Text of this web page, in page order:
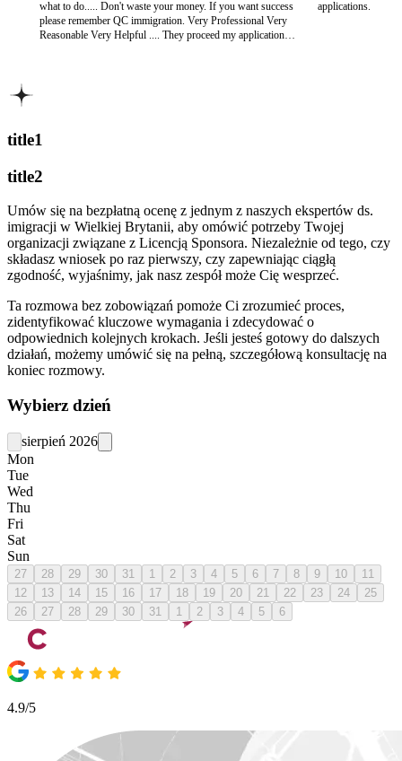
what to do..... Don't waste your money. If you want success
please remember QC immigration. Very Professional Very
Reasonable Very Helpful .... They proceed my application
applications.
title1
title2
Umów się na bezpłatną ocenę z jednym z naszych ekspertów ds.
imigracji w Wielkiej Brytanii, aby omówić potrzeby Twojej
organizacji związane z Licencją Sponsora. Niezależnie od tego, czy
składasz wniosek po raz pierwszy, czy zapewniając ciągłą
zgodność, wyjaśnimy, jak nasz zespół może Cię wesprzeć.
Ta rozmowa bez zobowiązań pomoże Ci zrozumieć proces,
zidentyfikować kluczowe wymagania i zdecydować o
odpowiednich kolejnych krokach. Jeśli jesteś gotowy do dalszych
działań, możemy umówić się na pełną, szczegółową konsultację na
koniec rozmowy.
Wybierz dzień
sierpień 2026
Mon
Tue
Wed
Thu
Fri
Sat
Sun
27 28 29 30 31 1 2 3 4 5 6 7 8 9 10
11
12
13 14 15 16 17 18 19 20 21 22 23 24
25
26
27 28 29 30 31 1 2 3 4 5 6
4.9/5